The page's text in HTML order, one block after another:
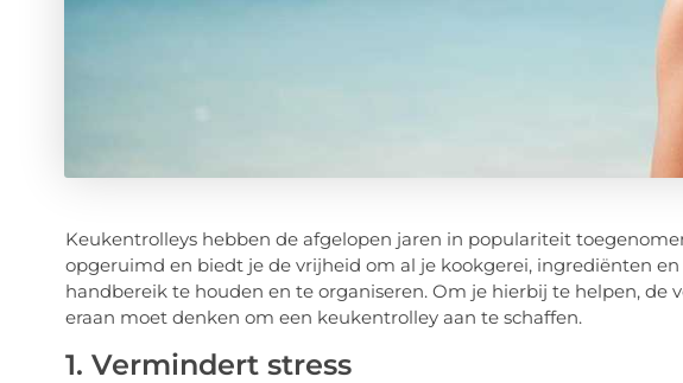
Keukentrolleys hebben de afgelopen jaren in populariteit
opgeruimd en biedt je de vrijheid om al je kookgerei, ingrediënten
handbereik te houden en te organiseren. Om je hierbij te helpen, de
eraan moet denken om een keukentrolley aan te schaffen.
1. Vermindert stress